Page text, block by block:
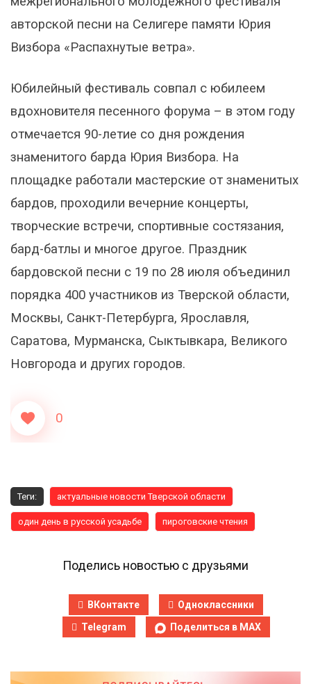
авторской песни на Селигере памяти Юрия
Визбора «Распахнутые ветра».
Юбилейный фестиваль совпал с юбилеем
вдохновителя песенного форума – в этом году
отмечается 90-летие со дня рождения
знаменитого барда Юрия Визбора. На
площадке работали мастерские от знаменитых
бардов, проходили вечерние концерты,
творческие встречи, спортивные состязания,
бард-батлы и многое другое. Праздник
бардовской песни с 19 по 28 июля объединил
порядка 400 участников из Тверской области,
Москвы, Санкт-Петербурга, Ярославля,
Саратова, Мурманска, Сыктывкара, Великого
Новгорода и других городов.
0
Теги: актуальные новости Тверской области
один день в русской усадьбе пироговские чтения
Поделись новостью с друзьями
ВКонтакте
Одноклассники
Telegram
Поделиться в MAX